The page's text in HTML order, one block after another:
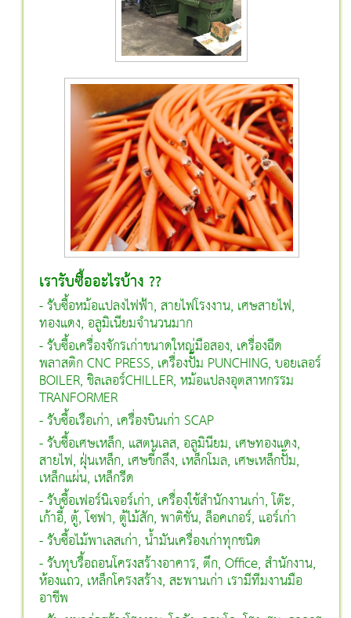
เรารับซื้ออะไรบ้าง ??
- รับซื้อหม้อแปลงไฟฟ้า, สายไฟโรงงาน, เศษสายไฟ,
ทองแดง, อลูมิเนียมจำนวนมาก
- รับซื้อเครื่องจักรเก่าขนาดใหญ่มือสอง, เครื่องฉีด
พลาสติก CNC PRESS, เครื่องปั๊ม PUNCHING, บอยเลอร์
BOILER, ชิลเลอร์CHILLER, หม้อแปลงอุตสาหกรรม
TRANFORMER
- รับซื้อเรือเก่า, เครื่องบินเก่า SCAP
- รับซื้อเศษเหล็ก, แสตนเลส, อลูมินียม, เศษทองแดง,
สายไฟ, ฝุ่นเหล็ก, เศษขี้กลึง, เหล็กโมล, เศษเหล็กปั๊ม,
เหล็กแผ่น, เหล็กรีด
- รับซื้อเฟอร์นิเจอร์เก่า, เครื่องใช้สำนักงานเก่า, โต๊ะ,
เก้าอี้, ตู้, โซฟา, ตู้ไม้สัก, พาติชั่น, ล็อคเกอร์, แอร์เก่า
- รับซื้อไม้พาเลสเก่า, นํ้ามันเครื่องเก่าทุกชนิด
- รับทุบรื้อถอนโครงสร้างอาคาร, ตึก, Office, สำนักงาน,
ห้องแถว, เหล็กโครงสร้าง, สะพานเก่า เรามีทีมงานมือ
อาชีพ